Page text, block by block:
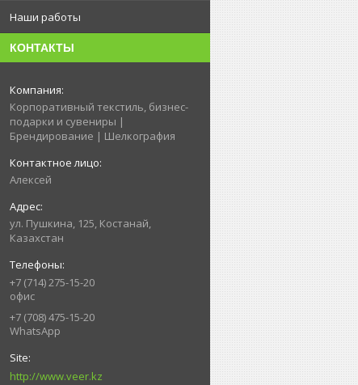
Наши работы
КОНТАКТЫ
Корпоративный текстиль, бизнес-
подарки и сувениры |
Брендирование | Шелкография
Алексей
ул. Пушкина, 125, Костанай,
Казахстан
+7 (714) 275-15-20
офис
+7 (708) 475-15-20
WhatsApp
http://www.veer.kz